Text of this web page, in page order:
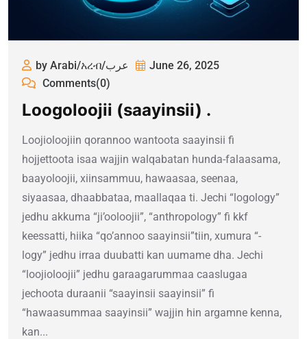
by Arabi/አረብ/عرب
June 26, 2025
Comments(0)
Loogoloojii (saayinsii) .
Loojioloojiin qorannoo wantoota saayinsii fi
hojjettoota isaa wajjin walqabatan hunda-falaasama,
baayoloojii, xiinsammuu, hawaasaa, seenaa,
siyaasaa, dhaabbataa, maallaqaa ti. Jechi “logology”
jedhu akkuma “ji’ooloojii”, “anthropology” fi kkf
keessatti, hiika “qo’annoo saayinsii”tiin, xumura “-
logy” jedhu irraa duubatti kan uumame dha. Jechi
“loojioloojii” jedhu garaagarummaa caaslugaa
jechoota duraanii “saayinsii saayinsii” fi
“hawaasummaa saayinsii” wajjin hin argamne kenna,
kan...